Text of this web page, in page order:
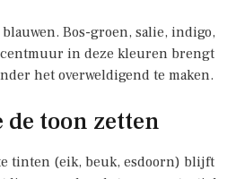
Bos-groen, salie, indigo,
in deze kleuren brengt
het overweldigend te maken.
toon zetten
tinten (eik, beuk, esdoorn) blijft